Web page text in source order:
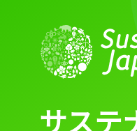
サステ